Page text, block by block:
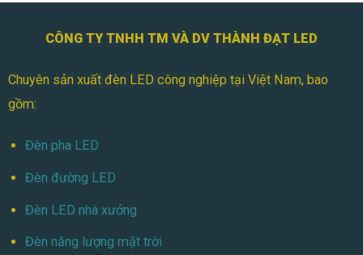
Ứng
Tế
CÔNG TY TNHH TM VÀ DV THÀNH ĐẠT LED
Chuyên sản xuất đèn LED công nghiệp tại Việt Nam, bao
gồm:
Đèn pha LED
Đèn đường LED
Đèn LED nhà xưởng
Đèn năng lượng mặt trời